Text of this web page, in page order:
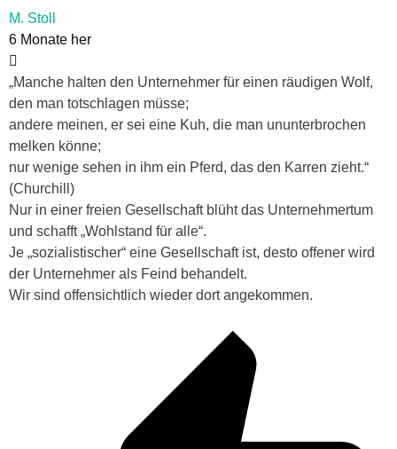
M. Stoll
6 Monate her
„Manche halten den Unternehmer für einen räudigen Wolf,
den man totschlagen müsse;
andere meinen, er sei eine Kuh, die man ununterbrochen
melken könne;
nur wenige sehen in ihm ein Pferd, das den Karren zieht.“
(Churchill)
Nur in einer freien Gesellschaft blüht das Unternehmertum
und schafft „Wohlstand für alle“.
Je „sozialistischer“ eine Gesellschaft ist, desto offener wird
der Unternehmer als Feind behandelt.
Wir sind offensichtlich wieder dort angekommen.